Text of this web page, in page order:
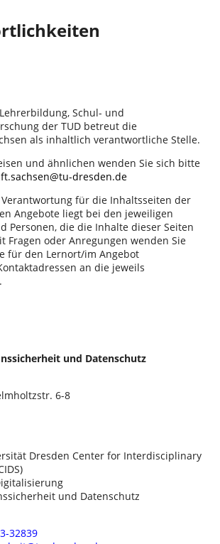
Schul- und
der TUD betreut die
als inhaltlich verantwortliche Stelle.
und ähnlichen wenden Sie sich bitte
dresden.de
für die Inhaltsseiten der
Angebote liegt bei den jeweiligen
Personen, die die Inhalte dieser Seiten
Fragen oder Anregungen wenden Sie
für den Lernort/im Angebot
an die jeweils
und Datenschutz
6-8
Dresden Center for Interdisci­plinary
und Datenschutz
32839